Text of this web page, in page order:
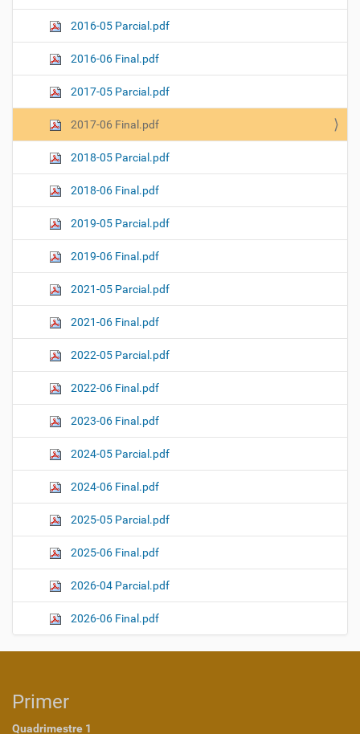
2016-05 Parcial.pdf
2016-06 Final.pdf
2017-05 Parcial.pdf
2017-06 Final.pdf
2018-05 Parcial.pdf
2018-06 Final.pdf
2019-05 Parcial.pdf
2019-06 Final.pdf
2021-05 Parcial.pdf
2021-06 Final.pdf
2022-05 Parcial.pdf
2022-06 Final.pdf
2023-06 Final.pdf
2024-05 Parcial.pdf
2024-06 Final.pdf
2025-05 Parcial.pdf
2025-06 Final.pdf
2026-04 Parcial.pdf
2026-06 Final.pdf
Primer
Quadrimestre 1